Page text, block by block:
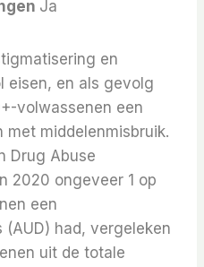
Ja
en
eisen, en als gevolg
volwassenen een
met middelenmisbruik.
Drug Abuse
2020 ongeveer 1 op
een
had, vergeleken
uit de totale